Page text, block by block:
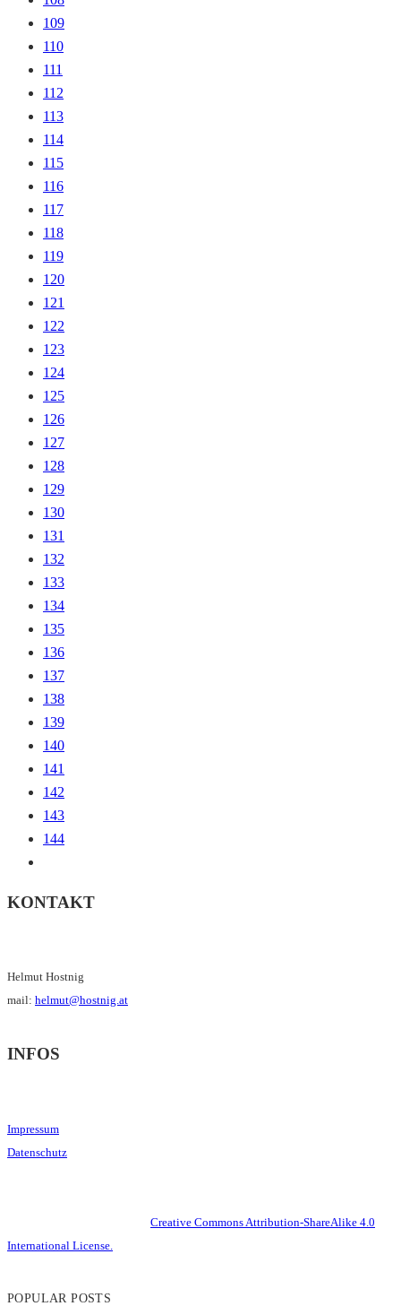
109
110
111
112
113
114
115
116
117
118
119
120
121
122
123
124
125
126
127
128
129
130
131
132
133
134
135
136
137
138
139
140
141
142
143
144
KONTAKT
Helmut Hostnig
mail: helmut@hostnig.at
INFOS
Impressum
Datenschutz
Creative Commons Attribution-ShareAlike 4.0
International License.
POPULAR POSTS